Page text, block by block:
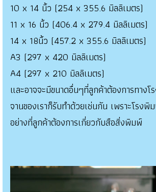
10 x 14 นิ้ว (254 x 355.6 มิลลิเมตร)
11 x 16 นิ้ว (406.4 x 279.4 มิลลิเมตร)
14 x 18นิ้ว (457.2 x 355.6 มิลลิเมตร)
A3 (297 x 420 มิลลิเมตร)
A4 (297 x 210 มิลลิเมตร)
และอาจจะมีขนาดอื่นๆที่ลูกค้าต้องการทาง
จานของเราก็รับทำด้วยเช่นกัน เพราะโรงพิ
อย่างที่ลูกค้าต้องการเกี่ยวกับสือสิ่งพิมพ์